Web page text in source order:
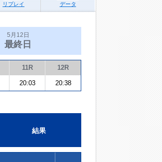
リプレイ
データ
5月12日
最終日
11R 12R
20:03 20:38
結果